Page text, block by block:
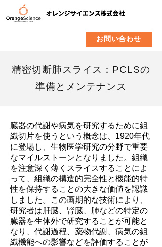
お問い合わせ
精密切断肺スライス：PCLSの
準備とメンテナンス
臓器の代謝や病気を研究するために組
織切片を使うという概念は、1920年代
に登場し、生物医学研究の分野で重要
なマイルストーンとなりました。組織
を注意深く薄くスライスすることによ
って、組織の構造的完全性と機能的特
性を保持することの大きな価値を認識
しました。この画期的な技術により、
研究者は肝臓、腎臓、肺などの特定の
臓器を生体外で研究することが可能と
なり、代謝過程、薬物代謝、病気の組
織機能への影響などを評価することが